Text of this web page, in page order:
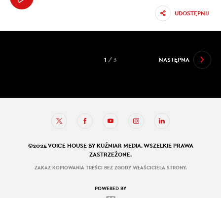
UDOSTĘPNIJ
NASTĘPNA
1 / 3
©2024 VOICE HOUSE BY KUŹNIAR MEDIA. WSZELKIE PRAWA
ZASTRZEŻONE.
ZAKAZ KOPIOWANIA TREŚCI BEZ ZGODY WŁAŚCICIELA STRONY.
POWERED BY